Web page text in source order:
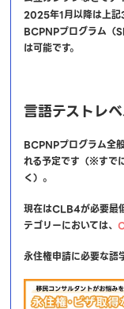
2025年1月以降は上記
BCPNPプログラム（
は可能です。
言語テストレ
BCPNPプログラム全
れる予定です（※す
く）。
現在はCLB4が必要最
テゴリーにおいては、
永住権申請に必要な